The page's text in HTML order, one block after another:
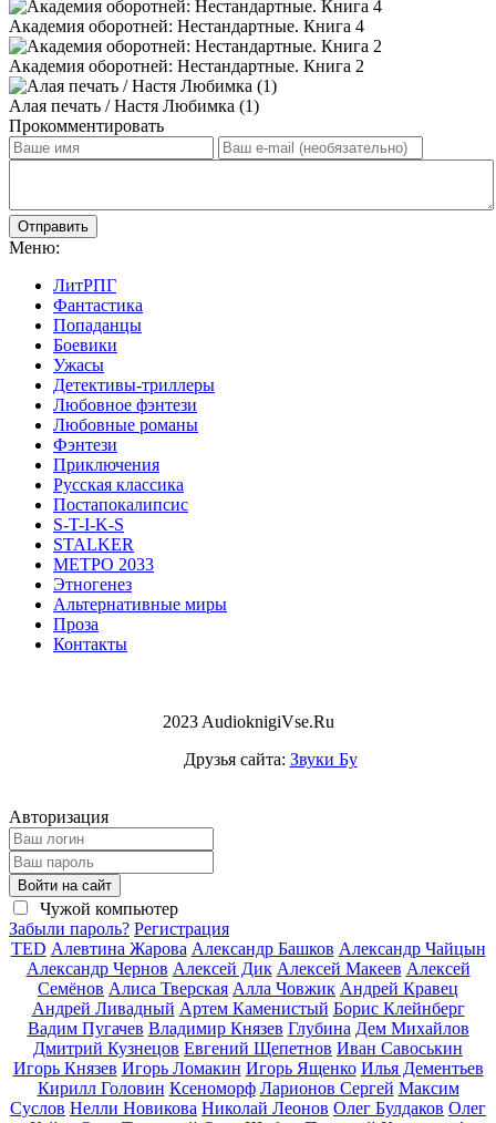
Академия оборотней: Нестандартные. Книга 4
Академия оборотней: Нестандартные. Книга 2
Алая печать / Настя Любимка (1)
Прокомментировать
Отправить
Меню:
ЛитРПГ
Фантастика
Попаданцы
Боевики
Ужасы
Детективы-триллеры
Любовное фэнтези
Любовные романы
Фэнтези
Приключения
Русская классика
Постапокалипсис
S-T-I-K-S
STALKER
МЕТРО 2033
Этногенез
Альтернативные миры
Проза
Контакты
2023 AudioknigiVse.Ru
Друзья сайта: Звуки Бу
Авторизация
Войти на сайт
Чужой компьютер
Забыли пароль? Регистрация
TED Алевтина Жарова Александр Башков Александр Чайцын
Александр Чернов Алексей Дик Алексей Макеев Алексей
Семёнов Алиса Тверская Алла Човжик Андрей Кравец
Андрей Ливадный Артем Каменистый Борис Клейнберг
Вадим Пугачев Владимир Князев Глубина Дем Михайлов
Дмитрий Кузнецов Евгений Щепетнов Иван Савоськин
Игорь Князев Игорь Ломакин Игорь Ященко Илья Дементьев
Кирилл Головин Ксеноморф Ларионов Сергей Максим
Суслов Нелли Новикова Николай Леонов Олег Булдаков Олег